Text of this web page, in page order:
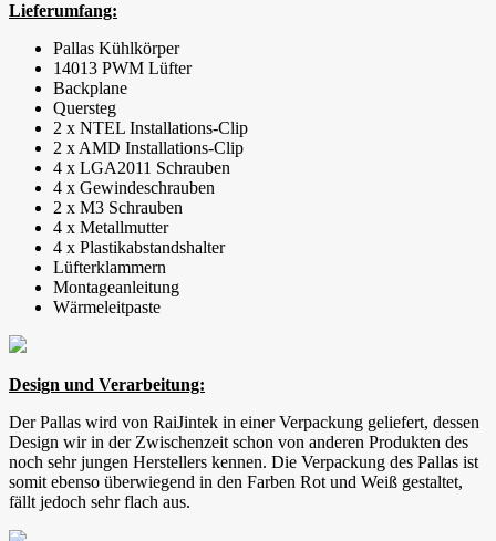
Lieferumfang:
Pallas Kühlkörper
14013 PWM Lüfter
Backplane
Quersteg
2 x NTEL Installations-Clip
2 x AMD Installations-Clip
4 x LGA2011 Schrauben
4 x Gewindeschrauben
2 x M3 Schrauben
4 x Metallmutter
4 x Plastikabstandshalter
Lüfterklammern
Montageanleitung
Wärmeleitpaste
Design und Verarbeitung:
Der Pallas wird von RaiJintek in einer Verpackung geliefert, dessen
Design wir in der Zwischenzeit schon von anderen Produkten des
noch sehr jungen Herstellers kennen. Die Verpackung des Pallas ist
somit ebenso überwiegend in den Farben Rot und Weiß gestaltet,
fällt jedoch sehr flach aus.